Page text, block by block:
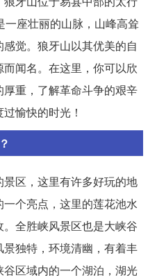
座壮丽的山脉，山峰高耸
觉。狼牙山以其优美的自
闻名。在这里，你可以欣
重，了解革命斗争的艰辛
愉快的时光！
区，这里有许多好玩的地
个亮点，这里的莲花池水
全胜峡风景区也是大峡谷
独特，环境清幽，有着丰
区域内的一个湖泊，湖光